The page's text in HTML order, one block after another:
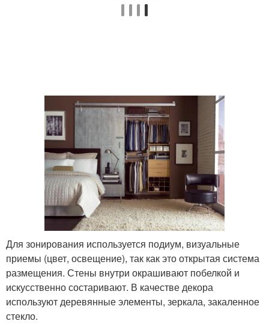
Для зонирования используется подиум, визуальные
приемы (цвет, освещение), так как это открытая система
размещения. Стены внутри окрашивают побелкой и
искусственно состаривают. В качестве декора
используют деревянные элементы, зеркала, закаленное
стекло.